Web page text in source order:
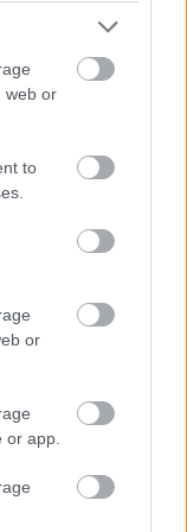
web or
to
or
app.
τους
των
στο σουτ της
πεντάλεπτη